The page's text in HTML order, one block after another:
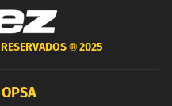
®2025